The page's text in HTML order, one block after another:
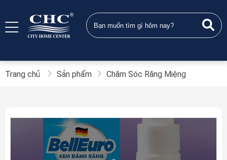
Trang chủ Sản phẩm Chăm Sóc Răng Miệng